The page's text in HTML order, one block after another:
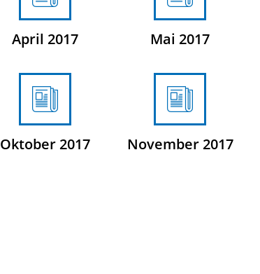
April 2017 Mai 2017
Oktober 2017 November 2017